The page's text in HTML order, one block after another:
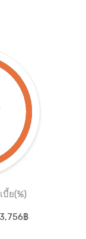
บี้ย(%)
3,756฿